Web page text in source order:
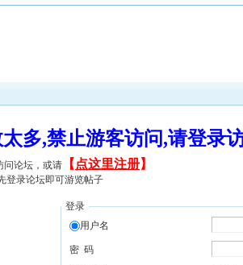
太多,禁止游客访问,请登
问论坛，或请 【 点这里注册】
登录论坛即可游览帖子
登录
用户名
密 码